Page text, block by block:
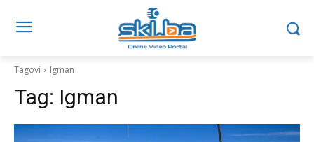
Tagovi Igman
Tag: Igman